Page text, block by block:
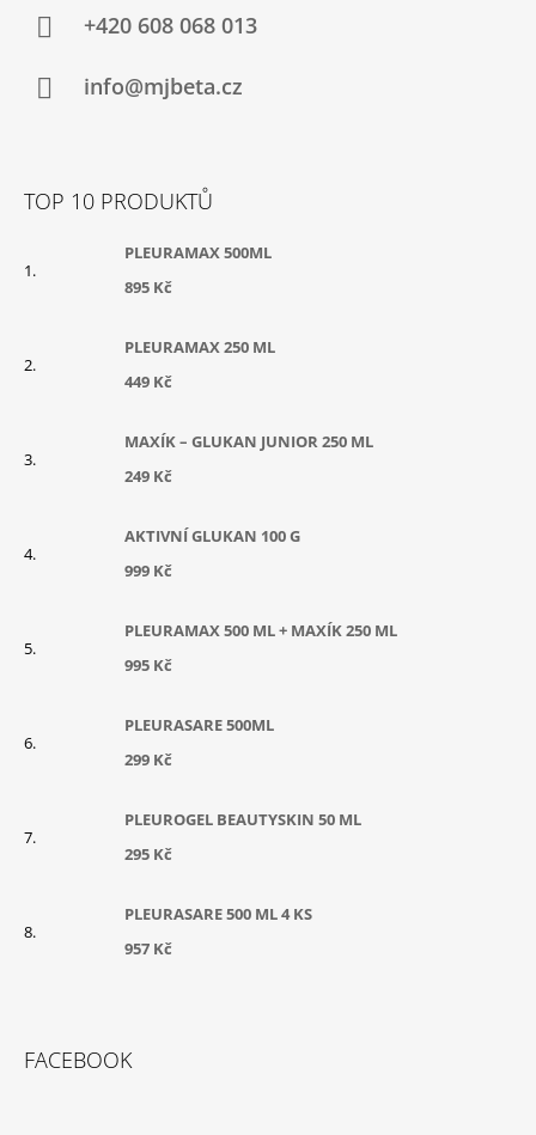
+420 608 068 013
info@mjbeta.cz
TOP 10 PRODUKTŮ
PLEURAMAX 500ML
895 Kč
PLEURAMAX 250 ML
449 Kč
MAXÍK – GLUKAN JUNIOR 250 ML
249 Kč
AKTIVNÍ GLUKAN 100 G
999 Kč
PLEURAMAX 500 ML + MAXÍK 250 ML
995 Kč
PLEURASARE 500ML
299 Kč
PLEUROGEL BEAUTYSKIN 50 ML
295 Kč
PLEURASARE 500 ML 4 KS
957 Kč
FACEBOOK